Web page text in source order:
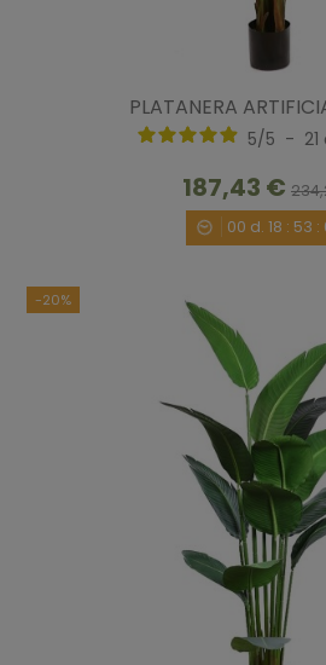
PLATANERA
5/5 - 21
187,43 €
00 d. 18 : 53 :
-20%